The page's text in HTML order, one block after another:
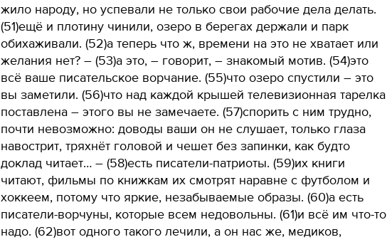
жило народу, но успевали не только свои рабочие дела делать.
(51)ещё и плотину чинили, озеро в берегах держали и парк
обихаживали. (52)а теперь что ж, времени на это не хватает или
желания нет? – (53)а это, – говорит, – знакомый мотив. (54)это
всё ваше писательское ворчание. (55)что озеро спустили – это
вы заметили. (56)что над каждой крышей телевизионная тарелка
поставлена – этого вы не замечаете. (57)спорить с ним трудно,
почти невозможно: доводы ваши он не слушает, только глаза
навострит, тряхнёт головой и чешет без запинки, как будто
доклад читает… – (58)есть писатели-патриоты. (59)их книги
читают, фильмы по книжкам их смотрят наравне с футболом и
хоккеем, потому что яркие, незабываемые образы. (60)а есть
писатели-ворчуны, которые всем недовольны. (61)и всё им что-то
надо. (62)вот одного такого лечили, а он нас же, медиков,